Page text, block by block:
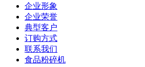
企业形象
企业荣誉
典型客户
订购方式
联系我们
食品粉碎机